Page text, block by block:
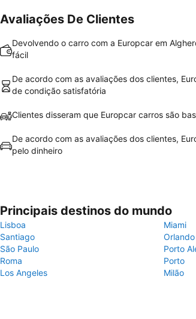
Avaliações De Clientes
Devolvendo o carro com a Europcar em
fácil
De acordo com as avaliações dos clientes,
de condição satisfatória
Clientes disseram que Europcar carros são
De acordo com as avaliações dos clientes,
pelo dinheiro
Principais destinos do mundo
Lisboa
Miami
Santiago
Orlando
São Paulo
Porto
Roma
Porto
Los Angeles
Milão